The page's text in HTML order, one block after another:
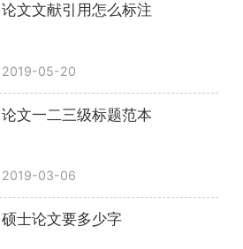
论文文献引用怎么标注
2019-05-20
论文一二三级标题范本
2019-03-06
硕士论文要多少字